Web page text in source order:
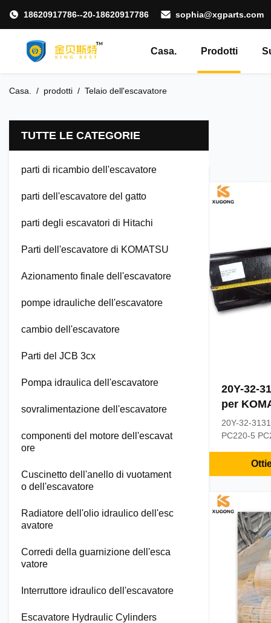
18620917786--20-18620917786 sophia@xgparts.com
Casa. Prodotti
Casa. / prodotti / Telaio dell'escavatore
TUTTE LE CATEGORIE
parti di ricambio dell'escavatore
parti dell'escavatore del gatto
parti degli escavatori di Hitachi
Parti dell'escavatore di KOMATSU
Azionamento finale dell'escavatore
pompe idrauliche dell'escavatore
cambio dell'escavatore
Parti del JCB 3cx
Pompa idraulica dell'escavatore
sovralimentazione dell'escavatore
componenti del motore dell'escavat
ore
Cuscinetto dell'anello di vuotament
o dell'escavatore
Radiatore dell'olio idraulico dell'esc
avatore
Corredi della guarnizione dell'esca
vatore
Interruttore idraulico dell'escavatore
Escavatore Hydraulic Cylinders
20Y-32-
per
6 PC200-
20Y-32-
PC220-5
product
PC220-5
In Stock